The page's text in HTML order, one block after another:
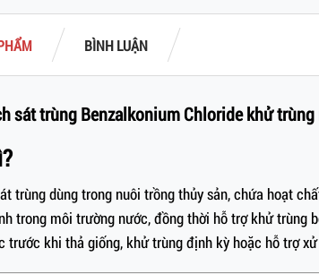
BÌNH LUẬN
sát trùng Benzalkonium Chloride khử
trùng dùng trong nuôi trồng thủy sản, chứa hoạt
trong môi trường nước, đồng thời hỗ trợ khử trùng
trước khi thả giống, khử trùng định kỳ hoặc hỗ trợ